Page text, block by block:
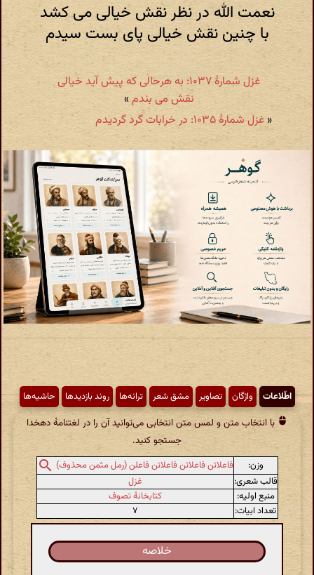
نعمت الله در نظر نقش خیالی می کشد
با چنین نقش خیالی پای بست سیدم
غزل شمارهٔ ۱۰۳۷: به هرحالی که پیش آید خیالی
نقش می بندم»
« غزل شمارهٔ ۱۰۳۵: در خرابات گرد گردیدم
اطّلاعات واژگان تصاویر مشق شعر ترانه‌ها روند بازدیدها حاشیه‌ها
با انتخاب متن و لمس متن انتخابی می‌توانید آن را در لغتنامهٔ دهخدا
جستجو کنید.
وزن:
فاعلاتن فاعلاتن فاعلاتن فاعلن (رمل مثمن محذوف)
قالب شعری:
غزل
منبع اولیه:
کتابخانهٔ تصوف
تعداد ابیات:
۷
خلاصه